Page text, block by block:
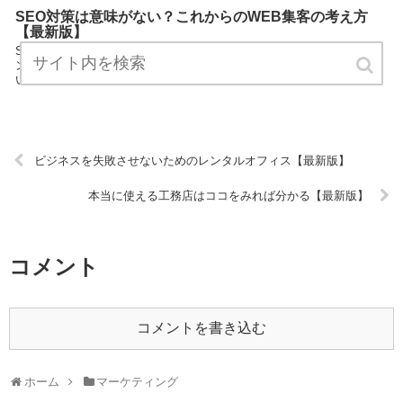
SEO対策は意味がない？これからのWEB集客の考え方
【最新版】
SEO対策は意味がない？これからのWEB集客の考え方は、マーケティ
ングについてプロ視線で解説したまとめサイトです。 ぜひご覧くださ
い！ URL:
ビジネスを失敗させないためのレンタルオフィス【最新版】
本当に使える工務店はココをみれば分かる【最新版】
コメント
コメントを書き込む
ホーム マーケティング